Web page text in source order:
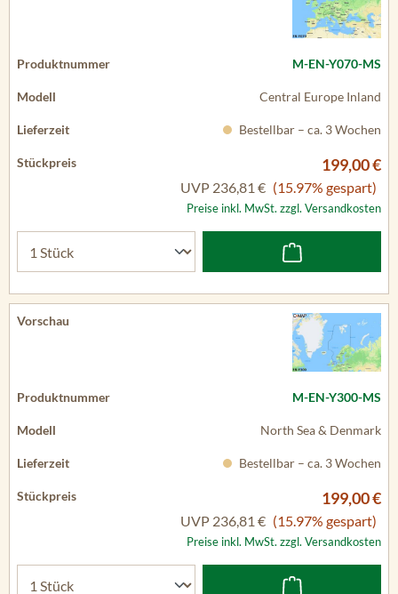
M-EN-Y070-MS
Central Europe Inland
Bestellbar – ca. 3 Wochen
199,00 €
UVP 236,81 € (15.97% gespart)
Preise inkl. MwSt. zzgl. Versandkosten
M-EN-Y300-MS
North Sea & Denmark
Bestellbar – ca. 3 Wochen
199,00 €
UVP 236,81 € (15.97% gespart)
Preise inkl. MwSt. zzgl. Versandkosten